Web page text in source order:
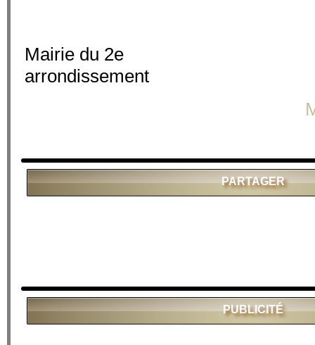
Mairie du 2e
PARTAGER
PUBLICITÉ